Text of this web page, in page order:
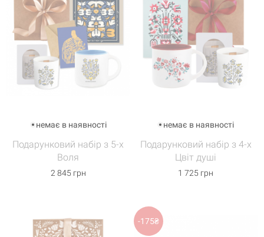
немає в наявності
Подарунковий набір з 5-х
Воля
2 845 грн
немає в наявності
Подарунковий набір з 4-х
Цвіт душі
1 725 грн
-175₴
Кошик 0 товари